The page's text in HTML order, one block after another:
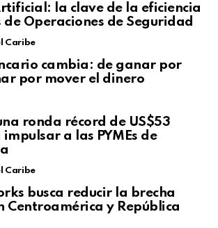
la clave de la eficiencia
de Operaciones de Seguridad
Caribe
cambia: de ganar por
por mover el dinero
Not Safe For Work
Click to view this post
ronda récord de US$53
a las PYMEs de
Caribe
busca reducir la brecha
Centroamérica y República